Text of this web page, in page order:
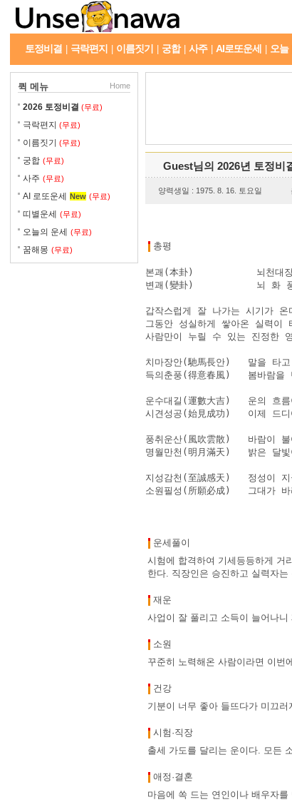
토정비결 극락편지 이름짓기 궁합 사주 AI로또운세 오늘
퀵 메뉴 Home
2026 토정비결 (무료)
극락편지 (무료)
이름짓기 (무료)
궁합 (무료)
사주 (무료)
AI 로또운세 New (무료)
띠별운세 (무료)
오늘의 운세 (무료)
꿈해몽 (무료)
Guest님의 2026년 토정비
양력생일 : 1975. 8. 16. 토요일
총평
본괘(本卦)           뇌천대장(
변괘(變卦)           뇌 화
갑작스럽게 잘 나가는 시기가
그동안 성실하게 쌓아온 실력이
사람만이 누릴 수 있는 진정한
치마장안(馳馬長안)   말을 타
득의춘풍(得意春風)   봄바람을
운수대길(運數大吉)   운의 흐름
시견성공(始見成功)   이제 드
풍취운산(風吹雲散)   바람이
명월만천(明月滿天)   밝은 달
지성감천(至誠感天)   정성이 지
소원필성(所願必成)   그대가
운세풀이
시험에 합격하여 기세등등하게 거
한다. 직장인은 승진하고 실력자
재운
사업이 잘 풀리고 소득이 늘어나
소원
꾸준히 노력해온 사람이라면 이번
건강
기분이 너무 좋아 들뜨다가 미끄
시험·직장
출세 가도를 달리는 운이다. 모든
애정·결혼
마음에 쏙 드는 연인이나 배우자를